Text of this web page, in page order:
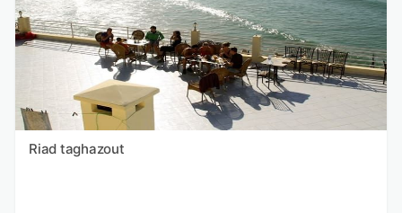
Riad taghazout